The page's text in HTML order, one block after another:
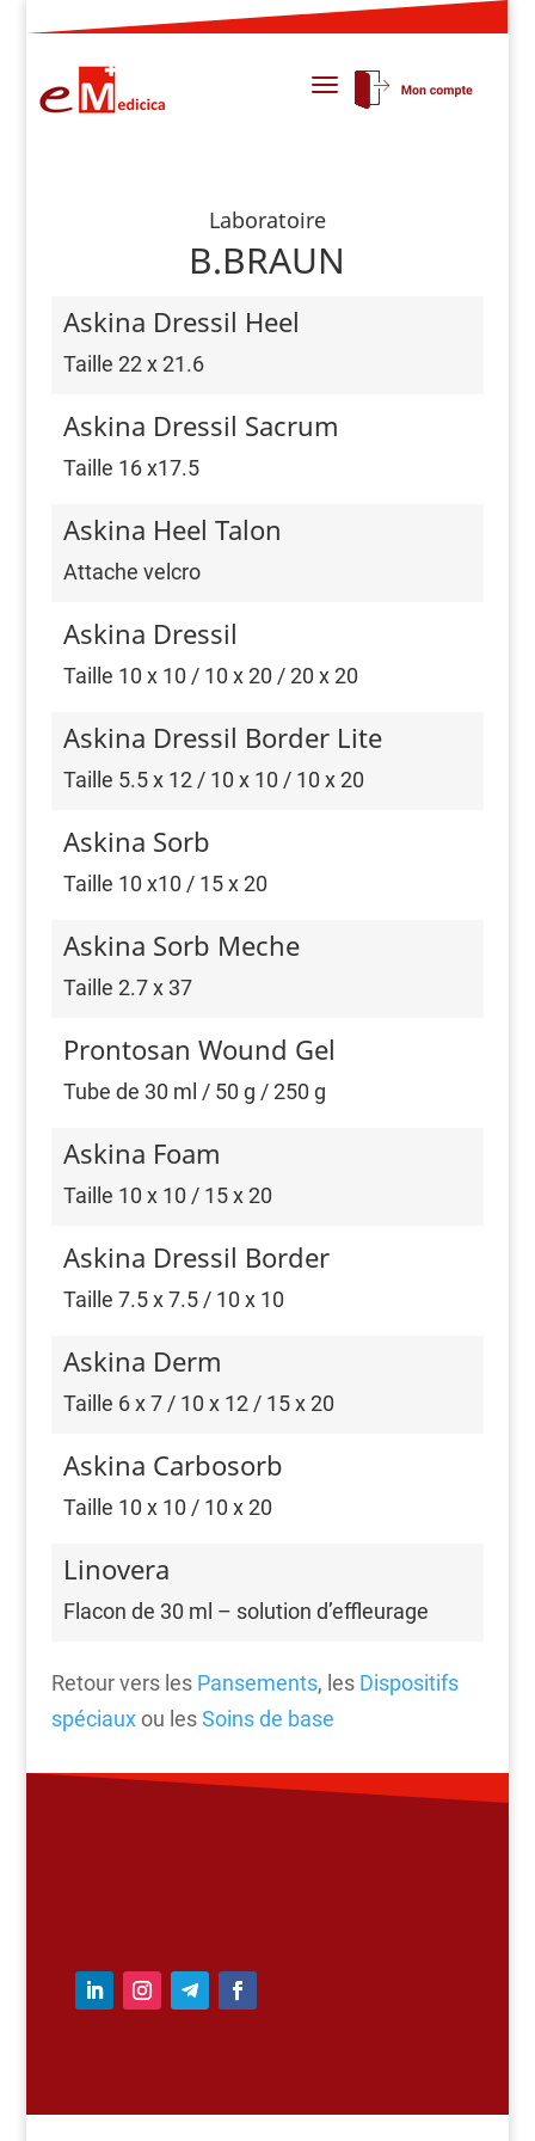
Laboratoire
B.BRAUN
Askina Dressil Heel
Taille 22 x 21.6
Askina Dressil Sacrum
Taille 16 x17.5
Askina Heel Talon
Attache velcro
Askina Dressil
Taille 10 x 10 / 10 x 20 / 20 x 20
Askina Dressil Border Lite
Taille 5.5 x 12 / 10 x 10 / 10 x 20
Askina Sorb
Taille 10 x10 / 15 x 20
Askina Sorb Meche
Taille 2.7 x 37
Prontosan Wound Gel
Tube de 30 ml / 50 g / 250 g
Askina Foam
Taille 10 x 10 / 15 x 20
Askina Dressil Border
Taille 7.5 x 7.5 / 10 x 10
Askina Derm
Taille 6 x 7 / 10 x 12 / 15 x 20
Askina Carbosorb
Taille 10 x 10 / 10 x 20
Linovera
Flacon de 30 ml – solution d’effleurage
Retour vers les Pansements, les Dispositifs
spéciauxou lesSoins de base